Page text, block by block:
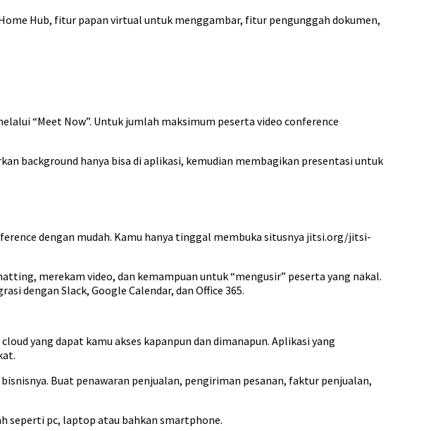
Hub, fitur papan virtual untuk menggambar, fitur pengunggah dokumen,
“Meet Now”. Untuk jumlah maksimum peserta video conference
background hanya bisa di aplikasi, kemudian membagikan presentasi untuk
dengan mudah. Kamu hanya tinggal membuka situsnya jitsi.org/jitsi-
merekam video, dan kemampuan untuk “mengusir” peserta yang nakal.
dengan Slack, Google Calendar, dan Office 365.
yang dapat kamu akses kapanpun dan dimanapun. Aplikasi yang
Buat penawaran penjualan, pengiriman pesanan, faktur penjualan,
seperti pc, laptop atau bahkan smartphone.